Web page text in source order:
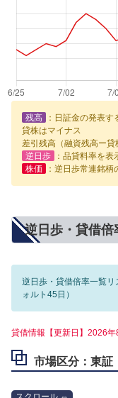
残高
：日証金の発表す
貸株はマイナス
差引残高（融資残高ー
逆日歩
：品貸料率を表
株価
：逆日歩常連銘
逆日歩・貸借倍
逆日歩・貸借倍率一覧
ォルト45日）
貸借情報【更新日】2026年
市場区分：東証